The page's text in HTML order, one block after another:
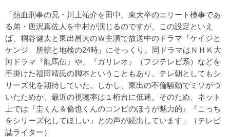
「熱血刑事の兄・川上祐介を田中、東大卒のエリート検事であ
る弟・唐沢真佐人を中村が演じるのですが、この設定といえ
ば、桐谷健太と東出昌大のＷ主演で放送中のドラマ『ケイジと
ケンジ 所轄と地検の24時』にそっくり。同ドラマはＮＨＫ大
河ドラマ『龍馬伝』や、『ガリレオ』（フジテレビ系）などを
手掛けた福田靖氏の脚本ということもあり、テレ朝としてもシ
リーズ化を期待していた。しかし、東出の不倫騒動でミソがつ
いたためか、最近の視聴率は１桁台に低迷。そのため、ネット
上では『圭くん＆倫也くんのコンビのほうが魅力的』『こっち
をシリーズ化してほしい』との声が続出しています」（テレビ
誌ライター）